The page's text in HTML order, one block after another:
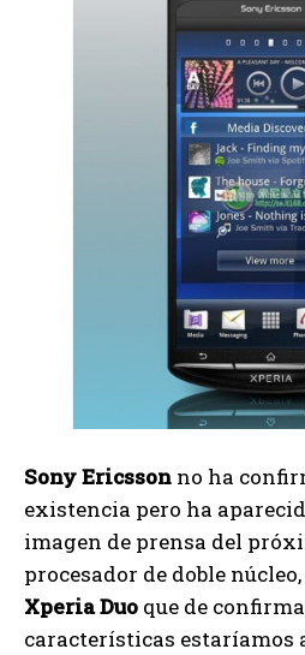
Sony Ericsson no ha
existencia pero ha
imagen de prensa del
procesador de doble núcleo,
Xperia Duo que de
características estaríamos